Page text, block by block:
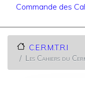
Commande des
C.E.R.M.T.R.I
Les Cahiers du